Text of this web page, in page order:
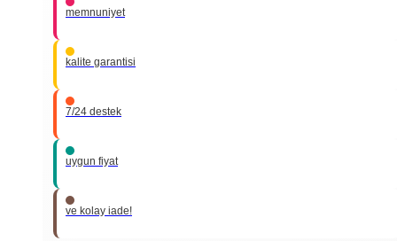
memnuniyet
kalite garantisi
7/24 destek
uygun fiyat
ve kolay iade!